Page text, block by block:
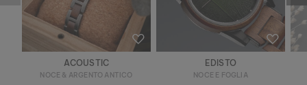
ACOUSTIC
NOCE & ARGENTO ANTICO
EDISTO
NOCE E FOGLIA